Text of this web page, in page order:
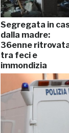
Segregata in
dalla madre:
36enne
tra feci e
immondizia